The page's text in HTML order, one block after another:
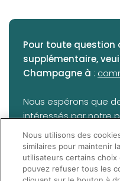
Pour toute question
supplémentaire,
Champagne à :
Nous espérons que
intéressés par notre
votre participation
initiative un succès
meilleure
enjeux de santé
Nous utilisons des
similaires pour maintenir
utilisateurs certains
pouvez refuser tous les